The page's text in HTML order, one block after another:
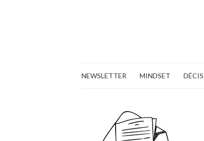
NEWSLETTER MINDSET